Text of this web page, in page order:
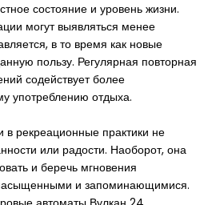
состояние и уровень жизни.
могут выявляться менее
в то время как новые
пользу. Регулярная повторная
содействует более
употреблению отдыха.
рекреационные практики не
или радости. Наоборот, она
и беречь мгновения
и запоминающимися.